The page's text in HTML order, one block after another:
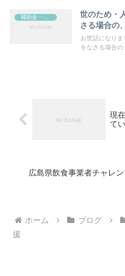
補助金・助成金
世のため・
さる場合の
お世話になり
をなさる場合の
現
て
広島県飲食事業者チャレ
ホーム ブログ
援